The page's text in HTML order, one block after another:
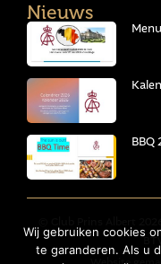
Nieuws
BBQ
Wij gebruiken cookies
te garanderen. Als u